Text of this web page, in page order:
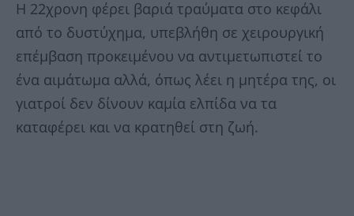
Η 22χρονη φέρει βαριά τραύματα στο κεφάλι
από το δυστύχημα, υπεβλήθη σε χειρουργική
επέμβαση προκειμένου να αντιμετωπιστεί το
ένα αιμάτωμα αλλά, όπως λέει η μητέρα της, οι
γιατροί δεν δίνουν καμία ελπίδα να τα
καταφέρει και να κρατηθεί στη ζωή.